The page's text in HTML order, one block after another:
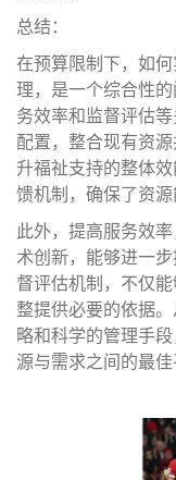
总结：
在预算限制下，如
理，是一个综合性
务效率和监督评估
配置，整合现有资
升福祉支持的整体
馈机制，确保了资源
此外，提高服务效
术创新，能够进一
督评估机制，不仅
整提供必要的依据
略和科学的管理手
源与需求之间的最佳